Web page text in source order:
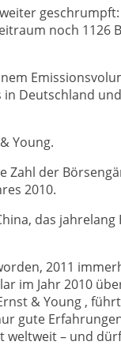
noch 1126
in Deutschland
Young.
Zahl der
2010.
das
2011
im Jahr 2010
& Young ,
gute
– und